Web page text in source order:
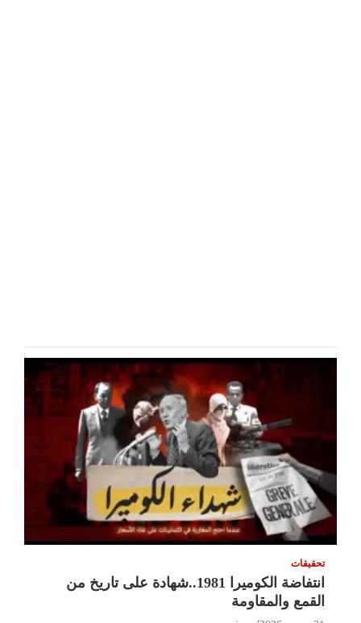
تحقيقات
انتفاضة الكوميرا 1981..شهادة على تاريخ من
القمع والمقاومة